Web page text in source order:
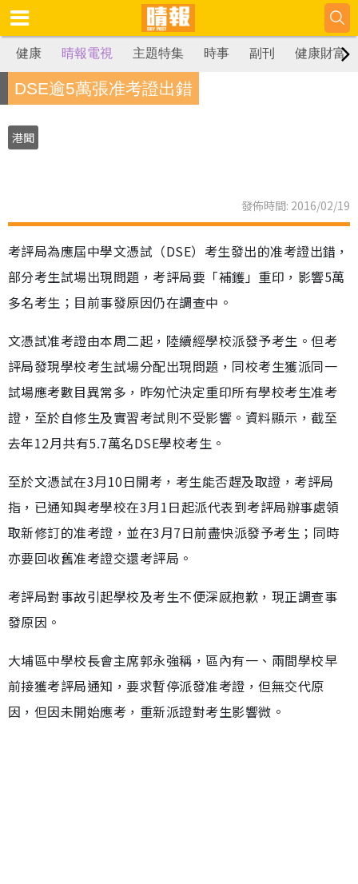
健康 晴報電視 主題特集 時事 副刊 健康財富
DSE逾5萬張准考證出錯
港聞
發佈時間: 2016/02/19
考評局為應屆中學文憑試（DSE）考生發出的准考證出錯，
部分考生試場出現問題，考評局要「補鑊」重印，影響5萬
多名考生；目前事發原因仍在調查中。
文憑試准考證由本周二起，陸續經學校派發予考生。但考
評局發現學校考生試場分配出現問題，同校考生獲派同一
試場應考數目異常多，昨匆忙決定重印所有學校考生准考
證，至於自修生及實習考試則不受影響。資料顯示，截至
去年12月共有5.7萬名DSE學校考生。
至於文憑試在3月10日開考，考生能否趕及取證，考評局
指，已通知與考學校在3月1日起派代表到考評局辦事處領
取新修訂的准考證，並在3月7日前盡快派發予考生；同時
亦要回收舊准考證交還考評局。
考評局對事故引起學校及考生不便深感抱歉，現正調查事
發原因。
大埔區中學校長會主席郭永強稱，區內有一、兩間學校早
前接獲考評局通知，要求暫停派發准考證，但無交代原
因，但因未開始應考，重新派證對考生影響微。